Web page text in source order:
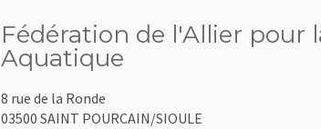
Fédération de l'Allier pour
Aquatique
8 rue de la Ronde
03500 SAINT POURCAIN/SIOULE